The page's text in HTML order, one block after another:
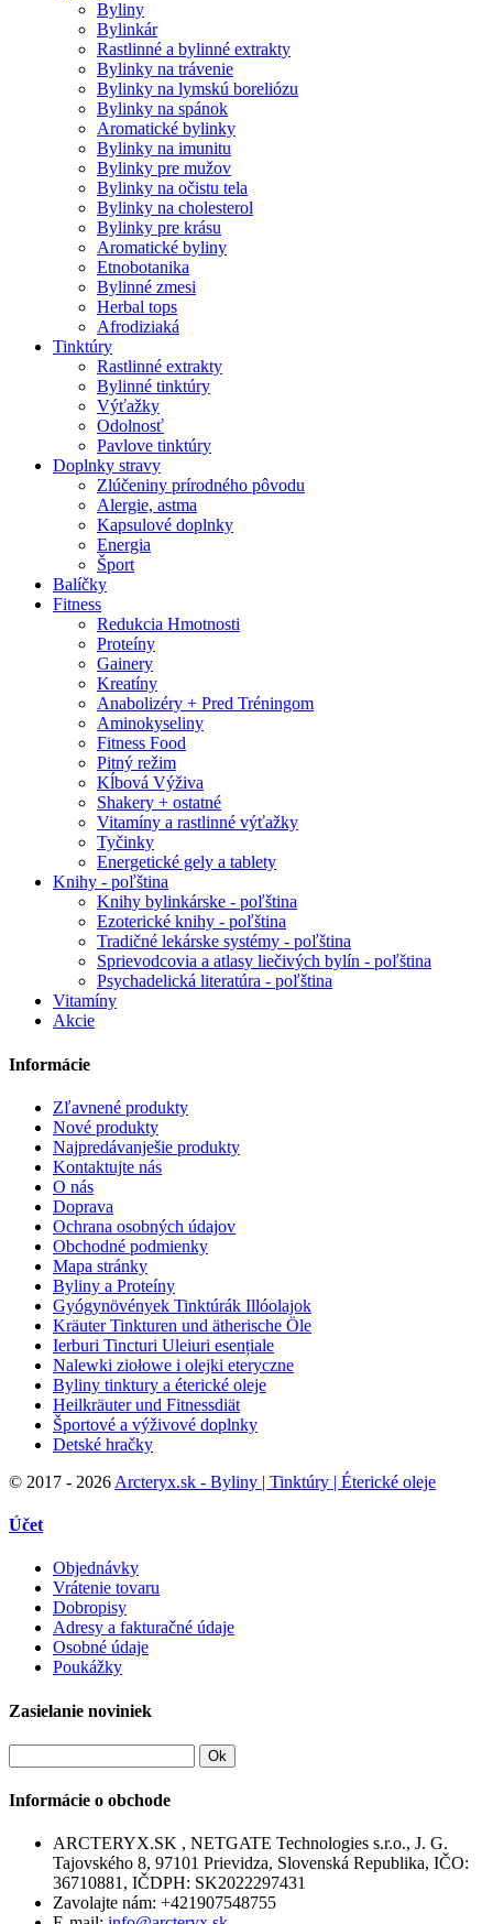
Byliny
Bylinkár
Rastlinné a bylinné extrakty
Bylinky na trávenie
Bylinky na lymskú boreliózu
Bylinky na spánok
Aromatické bylinky
Bylinky na imunitu
Bylinky pre mužov
Bylinky na očistu tela
Bylinky na cholesterol
Bylinky pre krásu
Aromatické byliny
Etnobotanika
Bylinné zmesi
Herbal tops
Afrodiziaká
Tinktúry
Rastlinné extrakty
Bylinné tinktúry
Výťažky
Odolnosť
Pavlove tinktúry
Doplnky stravy
Zlúčeniny prírodného pôvodu
Alergie, astma
Kapsulové doplnky
Energia
Šport
Balíčky
Fitness
Redukcia Hmotnosti
Proteíny
Gainery
Kreatíny
Anabolizéry + Pred Tréningom
Aminokyseliny
Fitness Food
Pitný režim
Kĺbová Výživa
Shakery + ostatné
Vitamíny a rastlinné výťažky
Tyčinky
Energetické gely a tablety
Knihy - poľština
Knihy bylinkárske - poľština
Ezoterické knihy - poľština
Tradičné lekárske systémy - poľština
Sprievodcovia a atlasy liečivých bylín - poľština
Psychadelická literatúra - poľština
Vitamíny
Akcie
Informácie
Zľavnené produkty
Nové produkty
Najpredávanješie produkty
Kontaktujte nás
O nás
Doprava
Ochrana osobných údajov
Obchodné podmienky
Mapa stránky
Byliny a Proteíny
Gyógynövények Tinktúrák Illóolajok
Kräuter Tinkturen und ätherische Öle
Ierburi Tincturi Uleiuri esențiale
Nalewki ziołowe i olejki eteryczne
Byliny tinktury a éterické oleje
Heilkräuter und Fitnessdiät
Športové a výživové doplnky
Detské hračky
© 2017 - 2026 Arcteryx.sk - Byliny | Tinktúry | Éterické oleje
Účet
Objednávky
Vrátenie tovaru
Dobropisy
Adresy a fakturačné údaje
Osobné údaje
Poukážky
Zasielanie noviniek
Ok
Informácie o obchode
ARCTERYX.SK , NETGATE Technologies s.r.o., J. G.
Tajovského 8, 97101 Prievidza, Slovenská Republika, IČO:
36710881, IČDPH: SK2022297431
Zavolajte nám: +421907548755